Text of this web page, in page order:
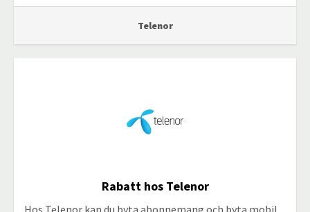
Telenor
Rabatt hos Telenor
Hos Telenor kan du byta abonnemang och byta mobil